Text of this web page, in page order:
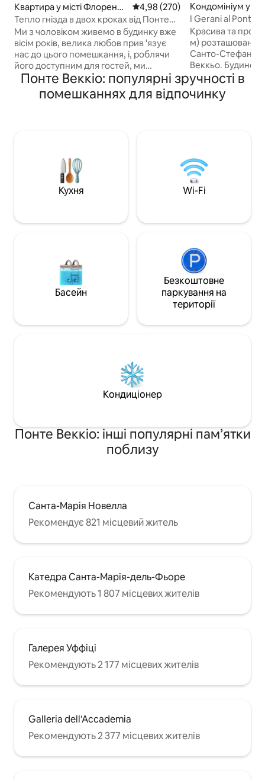
Квартира у місті Флоренці
я
Середня оцінка: 4,98 з 5,
4,98 (270)
Тепло гнізда в двох кроках від Понте
Веккьо
Ми з чоловіком живемо в будинку вже
вісім років, велика любов прив 'язує
нас до цього помешкання, і, роблячи
його доступним для гостей, ми
сподіваємося, що це буде їхній дім під
час їхнього перебування у Флоренції.
Ви можете скористатися добре
'яними, тостером, необхідним для
приготування їжі (сіль, перець, олія...).
У ванній кімнаті ви знайдете шампунь і
гель для душу, який можна
іншими.
Кондомініум у
нція
I Gerani al
Красива та
м) розташована
Санто-Стефано
Веккьо. Будинок
третьому
ліфтом. Є три спальні (дві двоспальні
та одна з двома
білизна,
мікрохвильова
смарт-
Понте Веккіо: популярні зручності в
помешканнях для відпочинку
Кухня Wi-Fi
Басейн
Безкоштовне
паркування на
території
Кондиціонер
Понте Веккіо: інші популярні пам’ятки
поблизу
Санта-Марія Новелла
Рекомендує 821 місцевий житель
Катедра Санта-Марія-дель-Фьоре
Рекомендують 1 807 місцевих жителів
Галерея Уффіці
Рекомендують 2 177 місцевих жителів
Galleria dell'Accademia
Рекомендують 2 377 місцевих жителів